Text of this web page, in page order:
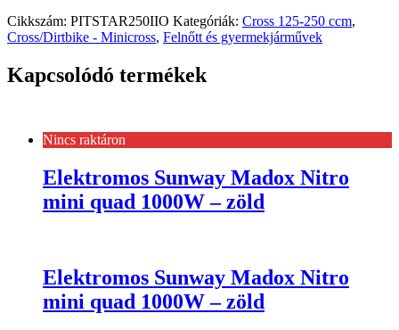
Cikkszám: PITSTAR250IIO Kategóriák: Cross 125-250 ccm,
Cross/Dirtbike - Minicross, Felnőtt és gyermekjárművek
Kapcsolódó termékek
Nincs raktáron
Elektromos Sunway Madox Nitro
mini quad 1000W – zöld
Elektromos Sunway Madox Nitro
mini quad 1000W – zöld